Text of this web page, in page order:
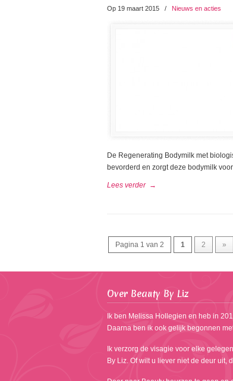
Op 19 maart 2015 / Nieuws en acties
De Regenerating Bodymilk met
bevorderd en zorgt deze bodymilk
Lees verder →
Pagina 1 van 2 1 2 »
Over Beauty By Liz
Ik ben Melissa Hollegien en heb in
Daarna ben ik ook gelijk begonnen
Ik verzorg de visagie voor elke
By Liz. Of wilt u liever niet de deur uit,